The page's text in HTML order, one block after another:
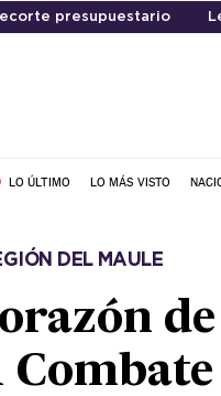
presupuestario
LO ÚLTIMO LO MÁS VISTO
DEL MAULE